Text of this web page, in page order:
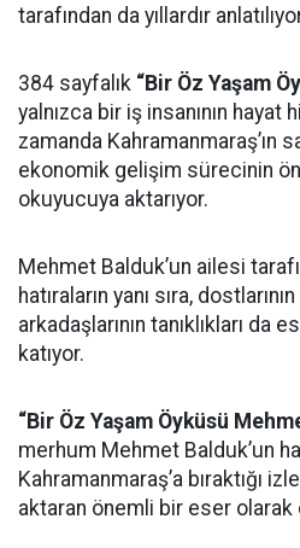
tarafından da yıllardır
384 sayfalık “Bir Öz Yaşam
yalnızca bir iş insanının hayat
zamanda Kahramanmaraş’ın
ekonomik gelişim sürecinin
okuyucuya aktarıyor.
Mehmet Balduk’un ailesi
hatıraların yanı sıra,
arkadaşlarının tanıklıkları da
katıyor.
“Bir Öz Yaşam Öyküsü
merhum Mehmet Balduk’un
Kahramanmaraş’a bıraktığı
aktaran önemli bir eser